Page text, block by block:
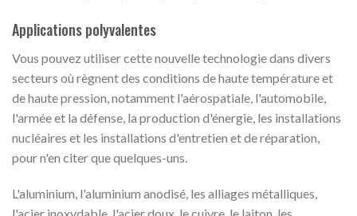
Applications polyvalentes
Vous pouvez utiliser cette nouvelle technologie dans divers
secteurs où règnent des conditions de haute température et
de haute pression, notamment l'aérospatiale, l'automobile,
l'armée et la défense, la production d'énergie, les installations
nucléaires et les installations d'entretien et de réparation,
pour n'en citer que quelques-uns.
L'aluminium, l'aluminium anodisé, les alliages métalliques,